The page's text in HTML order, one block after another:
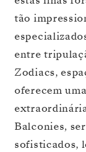
tão
entre
Zodiacs,
oferecem
Balconies,
sofisticados,